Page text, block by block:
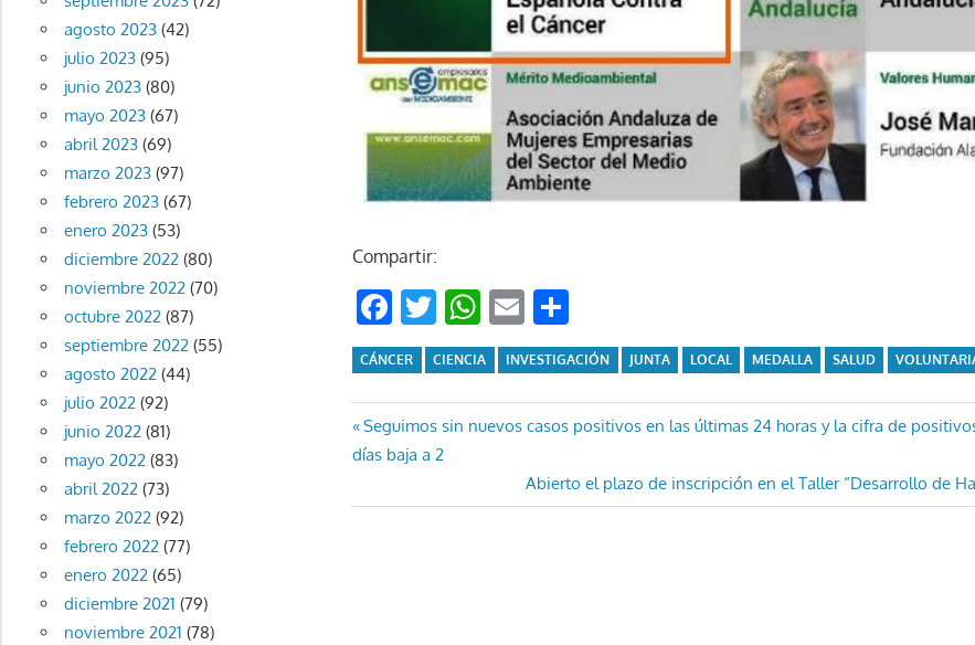
Compartir:
Facebook
Twitter
WhatsApp
Email
CÁNCER CIENCIA INVESTIGACIÓN JUNTA LOCAL MEDALLA SALUD
Navegación
entradas
Entrada
anterior:
Seguimos sin nuevos casos positivos en las últimas 24 horas y la cifra de
días baja a 2
Entrada
siguiente:
Abierto el plazo de inscripción en el Taller “Desarrollo de
agosto 2023(42)
julio 2023(95)
junio 2023(80)
mayo 2023(67)
abril 2023(69)
marzo 2023(97)
febrero 2023(67)
enero 2023(53)
diciembre 2022(80)
noviembre 2022(70)
octubre 2022(87)
septiembre 2022(55)
agosto 2022(44)
julio 2022(92)
junio 2022(81)
mayo 2022(83)
abril 2022(73)
marzo 2022(92)
febrero 2022(77)
enero 2022(65)
diciembre 2021 (79)
noviembre 2021 (78)